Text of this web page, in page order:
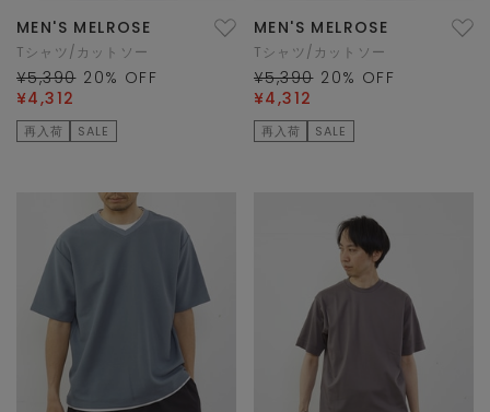
MEN'S MELROSE
Tシャツ/カットソー
¥5,390 20% OFF
¥4,312
再入荷 SALE
MEN'S MELROSE
Tシャツ/カットソー
¥5,390 20% OFF
¥4,312
再入荷 SALE